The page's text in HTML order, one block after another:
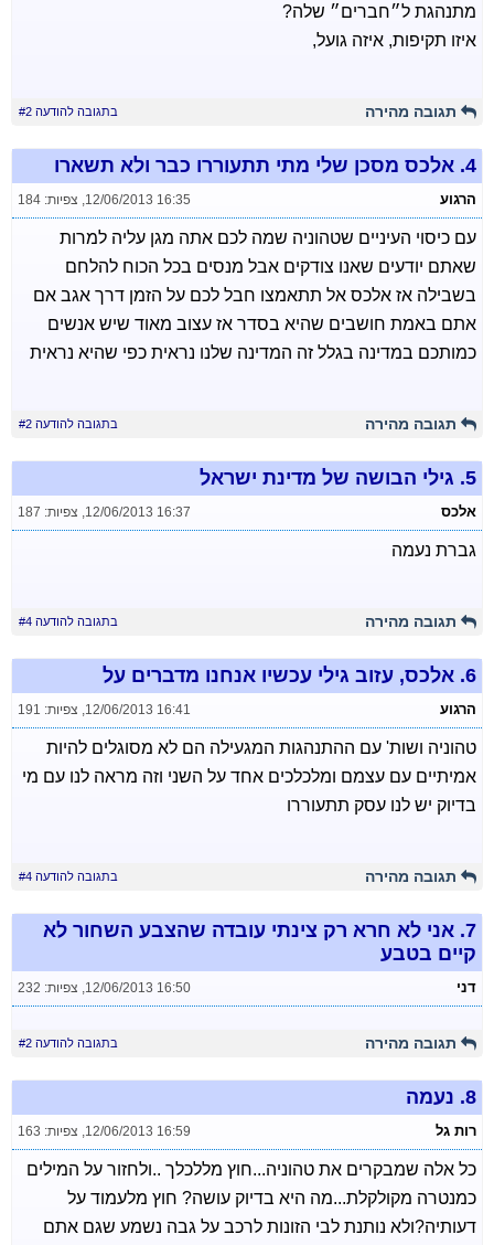
מתנהגת ל״חברים״ שלה?
איזו תקיפות, איזה גועל,
תגובה מהירה בתגובה להודעה #2
4. אלכס מסכן שלי מתי תתעוררו כבר ולא תשארו
הרגוע 12/06/2013 16:35
, צפיות: 184
עם כיסוי העיניים שטהוניה שמה לכם אתה מגן עליה למרות
שאתם יודעים שאנו צודקים אבל מנסים בכל הכוח להלחם
בשבילה אז אלכס אל תתאמצו חבל לכם על הזמן דרך אגב אם
אתם באמת חושבים שהיא בסדר אז עצוב מאוד שיש אנשים
כמותכם במדינה בגלל זה המדינה שלנו נראית כפי שהיא נראית
תגובה מהירה בתגובה להודעה #2
5. גילי הבושה של מדינת ישראל
אלכס 12/06/2013 16:37
, צפיות: 187
גברת נעמה
תגובה מהירה בתגובה להודעה #4
6. אלכס, עזוב גילי עכשיו אנחנו מדברים על
הרגוע 12/06/2013 16:41
, צפיות: 191
טהוניה ושות' עם ההתנהגות המגעילה הם לא מסוגלים להיות
אמיתיים עם עצמם ומלכלכים אחד על השני וזה מראה לנו עם מי
בדיוק יש לנו עסק תתעוררו
תגובה מהירה בתגובה להודעה #4
7. אני לא חרא רק צינתי עובדה שהצבע השחור לא
קיים בטבע
דני 12/06/2013 16:50
, צפיות: 232
תגובה מהירה בתגובה להודעה #2
8. נעמה
רות גל 12/06/2013 16:59
, צפיות: 163
כל אלה שמבקרים את טהוניה...חוץ מללכלך ..ולחזור על המילים
כמנטרה מקולקלת...מה היא בדיוק עושה? חוץ מלעמוד על
דעותיה?ולא נותנת לבי הזונות לרכב על גבה נשמע שגם אתם